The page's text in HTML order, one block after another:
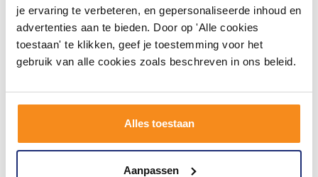
je ervaring te verbeteren, en gepersonaliseerde inhoud en
advertenties aan te bieden. Door op 'Alle cookies
toestaan' te klikken, geef je toestemming voor het
gebruik van alle cookies zoals beschreven in ons beleid.
Alles toestaan
Aanpassen
Service Aanvraag
Algemene voorwaarden